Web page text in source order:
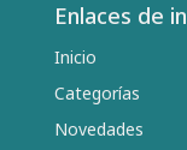
Enlaces de
Inicio
Categorías
Novedades